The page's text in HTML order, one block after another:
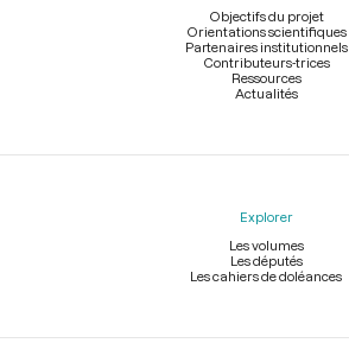
Objectifs du projet
Orientations scientifiques
Partenaires institutionnels
Contributeurs-trices
Ressources
Actualités
Explorer
Les volumes
Les députés
Les cahiers de doléances